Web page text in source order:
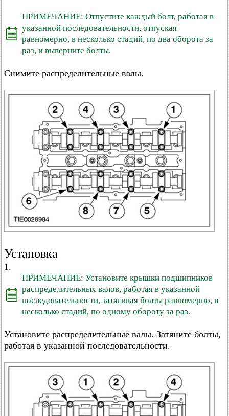
ПРИМЕЧАНИЕ: Отпустите каждый болт, работая в
указанной последовательности, отпуская
равномерно, в несколько стадий, по два оборота за
раз, и выверните болты.
Снимите распределительные валы.
Установка
1.
ПРИМЕЧАНИЕ: Установите крышки подшипников
распределительных валов, работая в указанной
последовательности, затягивая болты равномерно, в
несколько стадий, по одному обороту за раз.
Установите распределительные валы. Затяните болты,
работая в указанной последовательности.